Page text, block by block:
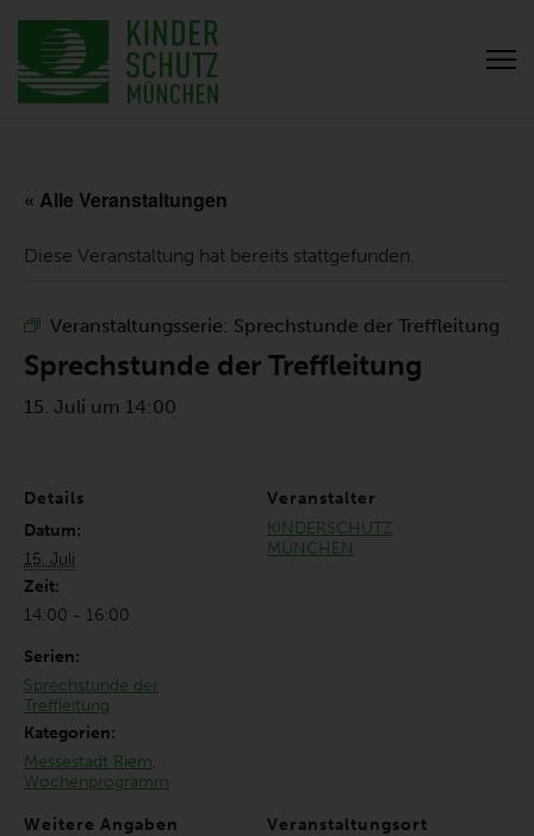
« Alle Veranstaltungen
Diese Veranstaltung hat bereits stattgefunden.
Veranstaltungsserie: Sprechstunde der Treffleitung
Sprechstunde der Treffleitung
15. Juli um 14:00
Details
Datum:
15. Juli
Zeit:
14:00 - 16:00
Serien:
Sprechstunde der
Treffleitung
Kategorien:
Messestadt Riem,
Wochenprogramm
Veranstaltungsort
Veranstalter
KINDERSCHUTZ
MÜNCHEN
Weitere Angaben